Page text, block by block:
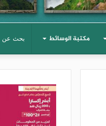
مكتبة الوسائط